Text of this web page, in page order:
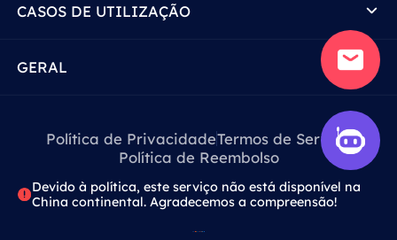
CASOS DE UTILIZAÇÃO
GERAL
Política de PrivacidadeTermos de Serviço
Política de Reembolso
Devido à política, este serviço não está disponível na
China continental. Agradecemos a compreensão!